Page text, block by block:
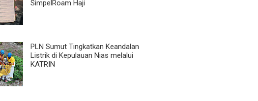
SimpelRoam Haji
PLN Sumut Tingkatkan Keandalan
Listrik di Kepulauan Nias melalui
KATRIN